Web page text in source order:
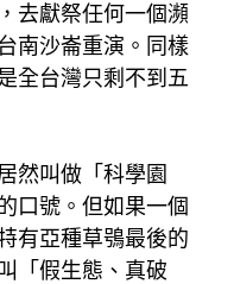
去獻祭任何一個瀕
南沙崙重演。同樣
全台灣只剩不到五
然叫做「科學園
口號。但如果一個
有亞種草鴞最後的
「假生態、真破